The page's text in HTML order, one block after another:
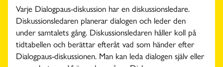
Varje Dialogpaus-diskussion har en diskussionsledare.
Diskussionsledaren planerar dialogen och leder den
under samtalets gång. Diskussionsledaren håller koll på
tidtabellen och berättar efteråt vad som händer efter
Dialogpaus-diskussionen. Man kan leda dialogen själv eller